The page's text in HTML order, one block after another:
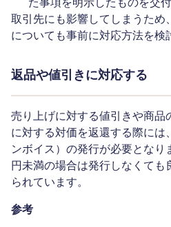
取引先にも影響してしまうた
についても事前に対応方法を検
返品や値引きに対応する
売り上げに対する値引きや商
に対する対価を返還する際には
ンボイス）の発行が必要とな
円未満の場合は発行しなくて
られています。
参考